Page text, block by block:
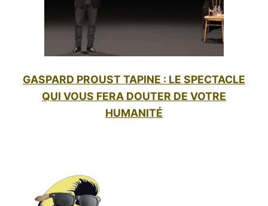
GASPARD PROUST TAPINE : LE SPECTACLE
QUI VOUS FERA DOUTER DE VOTRE
HUMANITÉ